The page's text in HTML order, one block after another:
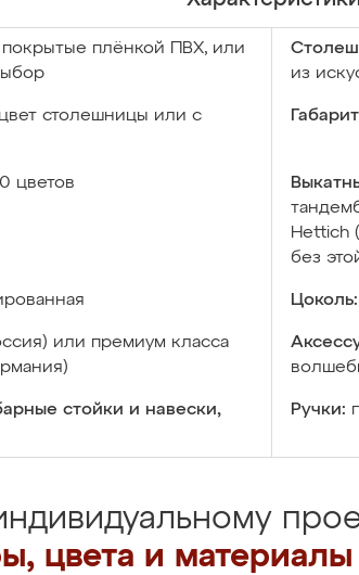
плёнкой ПВХ, или
из
столешницы или с
цветов
Hettich
без
Цоколь:
или премиум класса
стойки и навески,
Ручки:
цвета и материалы